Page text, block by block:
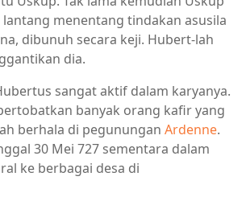
menentang tindakan asusila
dibunuh secara keji. Hubert-lah
dia.
sangat aktif dalam karyanya.
banyak orang kafir yang
berhala di pegunungan Ardenne.
30 Mei 727 sementara dalam
ke berbagai desa di